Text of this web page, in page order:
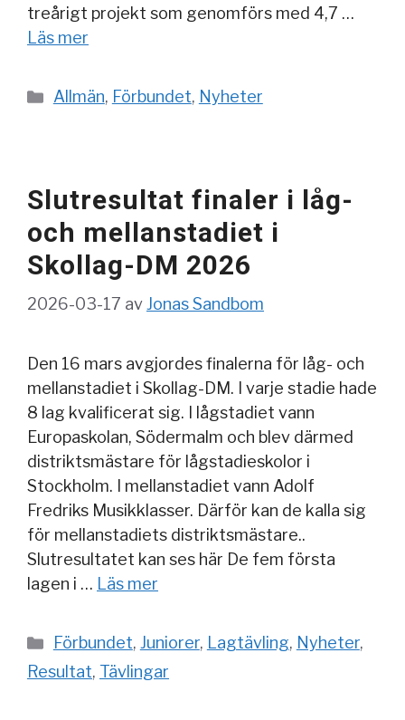
treårigt projekt som genomförs med 4,7 …
Läs mer
Kategorier
Allmän, Förbundet, Nyheter
Slutresultat finaler i låg-
och mellanstadiet i
Skollag-DM 2026
2026-03-17 avJonas Sandbom
Den 16 mars avgjordes finalerna för låg- och
mellanstadiet i Skollag-DM. I varje stadie hade
8 lag kvalificerat sig. I lågstadiet vann
Europaskolan, Södermalm och blev därmed
distriktsmästare för lågstadieskolor i
Stockholm. I mellanstadiet vann Adolf
Fredriks Musikklasser. Därför kan de kalla sig
för mellanstadiets distriktsmästare..
Slutresultatet kan ses här De fem första
lagen i … Läs mer
Kategorier
Förbundet, Juniorer, Lagtävling, Nyheter,
Resultat, Tävlingar